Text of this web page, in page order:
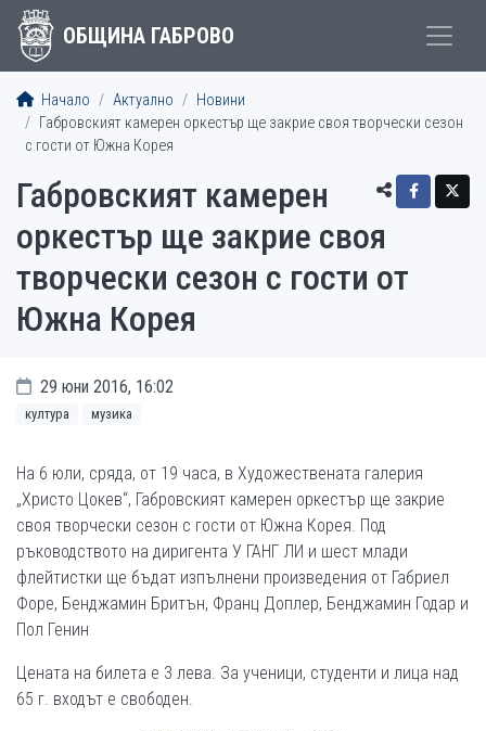
ОБЩИНА ГАБРОВО
Начало Актуално
Новини
Габровският камерен оркестър ще закрие своя творчески сезон
с гости от Южна Корея
Габровският камерен
оркестър ще закрие своя
творчески сезон с гости от
Южна Корея
29 юни 2016, 16:02
култура музика
На 6 юли, сряда, от 19 часа, в Художествената галерия
„Христо Цокев“, Габровският камерен оркестър ще закрие
своя творчески сезон с гости от Южна Корея. Под
ръководството на диригента У ГАНГ ЛИ и шест млади
флейтистки ще бъдат изпълнени произведения от Габриел
Форе, Бенджамин Бритън, Франц Доплер, Бенджамин Годар и
Пол Генин
Цената на билета е 3 лева. За ученици, студенти и лица над
65 г. входът е свободен.